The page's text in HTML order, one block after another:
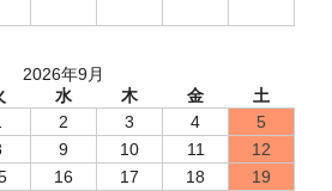
2026年9月
水 木 金
土
2 3 4
5
9 10 11
12
16 17 18
19